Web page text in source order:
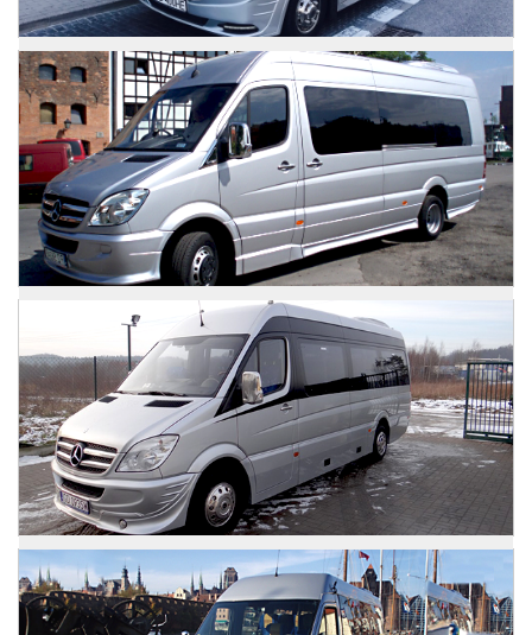
Mercedes Sprinter
Mercedes Sprinter
Zdjęcia
Mercedes Sprinter
Zdjęcia